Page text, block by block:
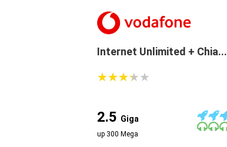
Internet Unlimited + Chia...
★★★★★
★★★★★
2.5 Giga
up 300 Mega